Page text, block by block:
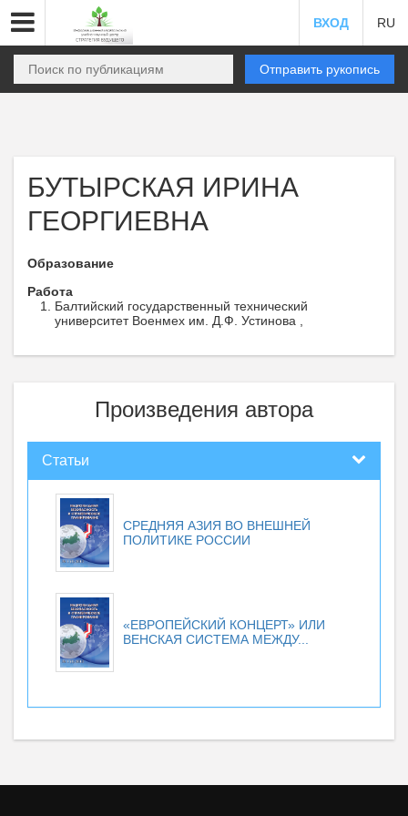
ВХОД RU
Отправить рукопись
БУТЫРСКАЯ ИРИНА
ГЕОРГИЕВНА
Образование
Работа
Балтийский государственный технический
университет Военмех им. Д.Ф. Устинова ,
Произведения автора
Статьи
СРЕДНЯЯ АЗИЯ ВО ВНЕШНЕЙ
ПОЛИТИКЕ РОССИИ
«ЕВРОПЕЙСКИЙ КОНЦЕРТ» ИЛИ
ВЕНСКАЯ СИСТЕМА МЕЖДУ...